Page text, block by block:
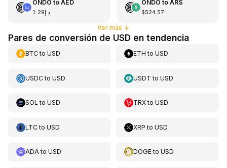
ONDO to AED
د.إ1.29
ONDO to ARS
$524.57
Ver más ↓
Pares de conversión de USD en tendencia
BTCto USD ETH toUSD
USDCto USD USDT toUSD
SOL to USD TRXtoUSD
LTCto USD XRP toUSD
ADAto USD DOGEtoUSD